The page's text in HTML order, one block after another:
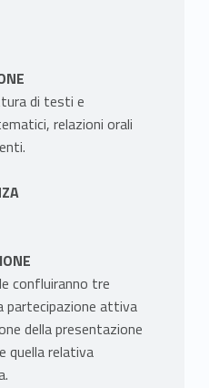
di testi e
relazioni orali
confluiranno tre
partecipazione attiva
della presentazione
quella relativa